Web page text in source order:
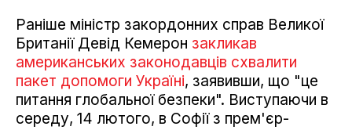
Раніше міністр закордонних справ Великої
Британії Девід Кемерон закликав
американських законодавців схвалити
пакет допомоги Україні, заявивши, що "це
питання глобальної безпеки". Виступаючи в
середу, 14 лютого, в Софії з прем'єр-